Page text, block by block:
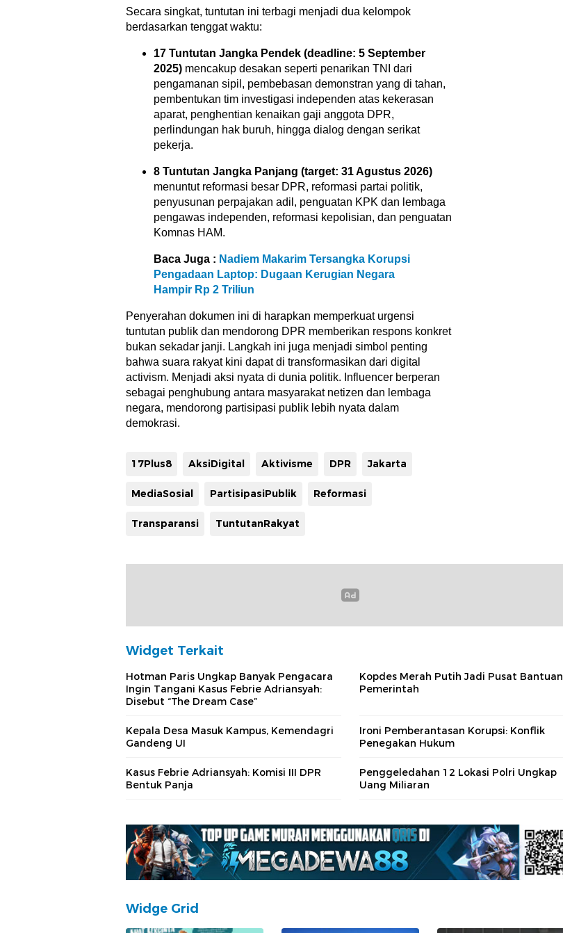
Secara singkat, tuntutan ini terbagi menjadi dua kelompok
berdasarkan tenggat waktu:
17 Tuntutan Jangka Pendek (deadline: 5 September
2025) mencakup desakan seperti penarikan TNI dari
pengamanan sipil, pembebasan demonstran yang di tahan,
pembentukan tim investigasi independen atas kekerasan
aparat, penghentian kenaikan gaji anggota DPR,
perlindungan hak buruh, hingga dialog dengan serikat
pekerja.
8 Tuntutan Jangka Panjang (target: 31 Agustus 2026)
menuntut reformasi besar DPR, reformasi partai politik,
penyusunan perpajakan adil, penguatan KPK dan lembaga
pengawas independen, reformasi kepolisian, dan penguatan
Komnas HAM.
Baca Juga : Nadiem Makarim Tersangka Korupsi
Pengadaan Laptop: Dugaan Kerugian Negara
Hampir Rp 2 Triliun
Penyerahan dokumen ini di harapkan memperkuat urgensi
tuntutan publik dan mendorong DPR memberikan respons konkret
bukan sekadar janji. Langkah ini juga menjadi simbol penting
bahwa suara rakyat kini dapat di transformasikan dari digital
activism. Menjadi aksi nyata di dunia politik. Influencer berperan
sebagai penghubung antara masyarakat netizen dan lembaga
negara, mendorong partisipasi publik lebih nyata dalam
demokrasi.
17Plus8 AksiDigital Aktivisme DPR Jakarta
MediaSosial PartisipasiPublik Reformasi
Transparansi TuntutanRakyat
Widget Terkait
Hotman Paris Ungkap Banyak Pengacara
Ingin Tangani Kasus Febrie Adriansyah:
Disebut “The Dream Case”
Kopdes Merah Putih Jadi Pusat Bantuan
Pemerintah
Kepala Desa Masuk Kampus, Kemendagri
Gandeng UI
Ironi Pemberantasan Korupsi: Konflik
Penegakan Hukum
Kasus Febrie Adriansyah: Komisi III DPR
Bentuk Panja
Penggeledahan 12 Lokasi Polri Ungkap
Uang Miliaran
Widge Grid